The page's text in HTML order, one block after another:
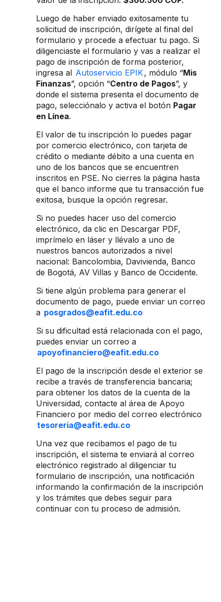
Luego de haber enviado exitosamente tu
solicitud de inscripción, dirígete al final del
formulario y procede a efectuar tu pago. Si
diligenciaste el formulario y vas a realizar el
pago de inscripción de forma posterior,
ingresa al Autoservicio EPIK, módulo “Mis
Finanzas”, opción “Centro de Pagos”, y
donde el sistema presenta el documento de
pago, selecciónalo y activa el botón Pagar
en Línea.
El valor de tu inscripción lo puedes pagar
por comercio electrónico, con tarjeta de
crédito o mediante débito a una cuenta en
uno de los bancos que se encuentren
inscritos en PSE. No cierres la página hasta
que el banco informe que tu transacción fue
exitosa, busque la opción regresar.
Si no puedes hacer uso del comercio
electrónico, da clic en Descargar PDF,
imprímelo en láser y llévalo a uno de
nuestros bancos autorizados a nivel
nacional: Bancolombia, Davivienda, Banco
de Bogotá, AV Villas y Banco de Occidente.
Si tiene algún problema para generar el
documento de pago, puede enviar un correo
a posgrados@eafit.edu.co
Si su dificultad está relacionada con el pago,
puedes enviar un correo a
apoyofinanciero@eafit.edu.co
El pago de la inscripción desde el exterior se
recibe a través de transferencia bancaria;
para obtener los datos de la cuenta de la
Universidad, contacte al área de Apoyo
Financiero por medio del correo electrónico
tesoreria@eafit.edu.co
Una vez que recibamos el pago de tu
inscripción, el sistema te enviará al correo
electrónico registrado al diligenciar tu
formulario de inscripción, una notificación
informando la confirmación de la inscripción
y los trámites que debes seguir para
continuar con tu proceso de admisión.